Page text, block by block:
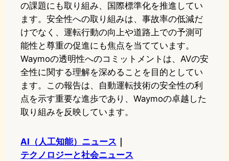
の課題にも取り組み、国際標準化を推進してい
ます。安全性への取り組みは、事故率の低減だ
けでなく、運転行動の向上や道路上での予測可
能性と尊重の促進にも焦点を当てています。
Waymoの透明性へのコミットメントは、AVの安
全性に関する理解を深めることを目的としてい
ます。この報告は、自動運転技術の安全性の利
点を示す重要な進歩であり、Waymoの卓越した
取り組みを反映しています。
AI（人工知能）ニュース
テクノロジーと社会ニュース